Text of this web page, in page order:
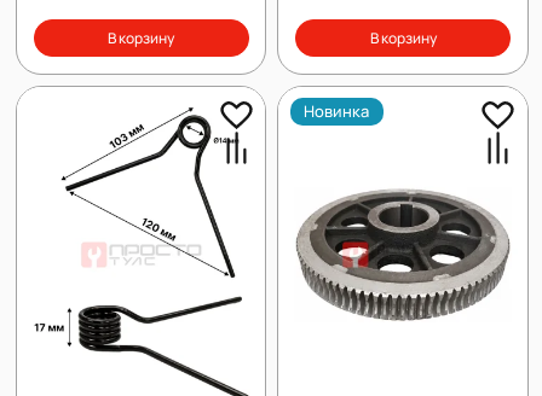
В корзину В корзину
Новинка